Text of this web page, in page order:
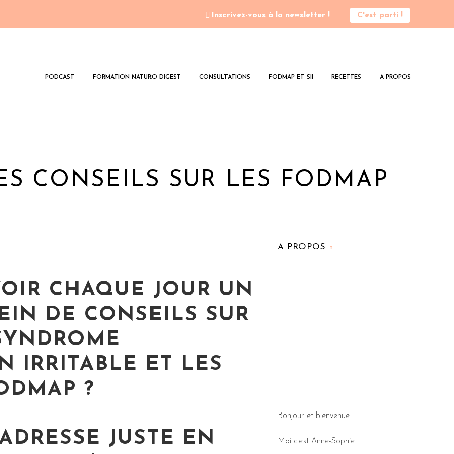
Inscrivez-vous à la newsletter ! C'est parti !
PODCAST FORMATION NATURO DIGEST CONSULTATIONS FODMAP ET SII RECETTES A PROPOS
CONSEILS SUR LES FODMAP
CHAQUE JOUR UN
DE CONSEILS SUR
IRRITABLE ET LES
?
JUSTE EN
A PROPOS
Bonjour et bienvenue !
Moi c'est Anne-Sophie.